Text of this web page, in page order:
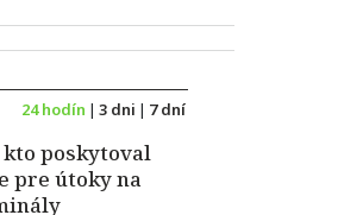
24 hodín | 3 dni | 7 dní